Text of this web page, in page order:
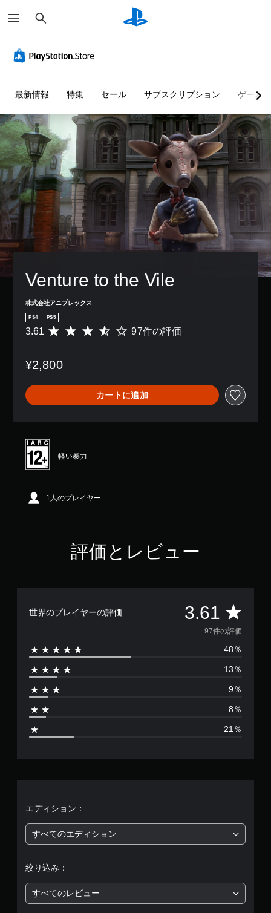
索
最新情報 特集 セール サブスクリプション ゲーム
Venture to the Vile
株式会社アニプレックス
PS4 PS5
評
は
7
、
平
価
は
中
の
3.61 97件の評価
¥2,800
カートに追加
軽い暴力
1人のプレイヤー
評価とレビュー
世界のプレイヤーの評価 3.61 評
価
数
は
7
価
5
段
97件の評価
48％
13％
9％
8％
21％
エディション：
すべてのエディション
絞り込み：
すべてのレビュー